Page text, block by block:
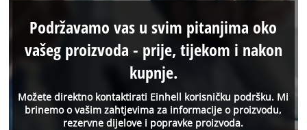
Možete direktno kontaktirati Einhell korisničku podršku. Mi
brinemo o vašim zahtjevima za informacije o proizvodu,
rezervne dijelove i popravke proizvoda.
Podržavamo vas u svim pitanjima oko
vašeg proizvoda - prije, tijekom i nakon
kupnje.